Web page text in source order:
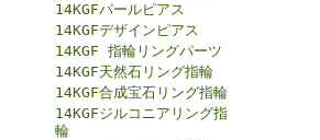
14KGFパールピアス
14KGFデザインピアス
14KGF 指輪リングパーツ
14KGF天然石リング指輪
14KGF合成宝石リング指輪
14KGFジルコニアリング指
輪